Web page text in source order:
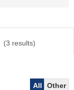
(3 results)
All
Other